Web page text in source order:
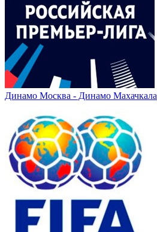
Динамо Москва - Динамо Махачкала